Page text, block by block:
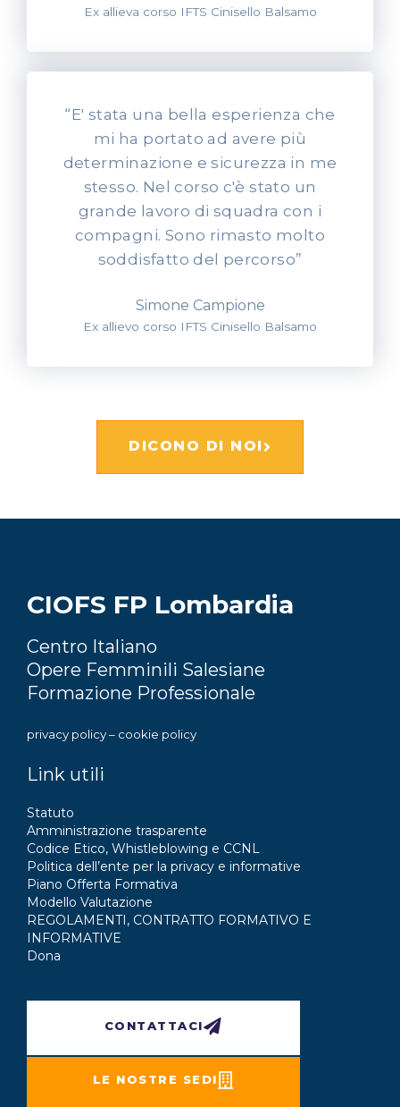
Ex allieva corso IFTS Cinisello Balsamo
“E' stata una bella esperienza che
mi ha portato ad avere più
determinazione e sicurezza in me
stesso. Nel corso c'è stato un
grande lavoro di squadra con i
compagni. Sono rimasto molto
soddisfatto del percorso”
Simone Campione
Ex allievo corso IFTS Cinisello Balsamo
DICONO DI NOI
CIOFS FP Lombardia
Centro Italiano
Opere Femminili Salesiane
Formazione Professionale
privacy policy– cookie policy
Link utili
Statuto
Amministrazione trasparente
Codice Etico, Whistleblowing e CCNL
Politica dell’ente per la privacy e informative
Piano Offerta Formativa
Modello Valutazione
REGOLAMENTI, CONTRATTO FORMATIVO E
INFORMATIVE
Dona
CONTATTACI
LE NOSTRE SEDI